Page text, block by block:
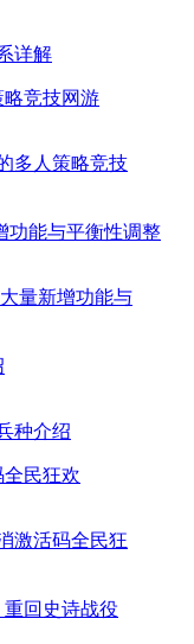
竞技网游
功能与平衡性调整
民狂欢
回史诗战役